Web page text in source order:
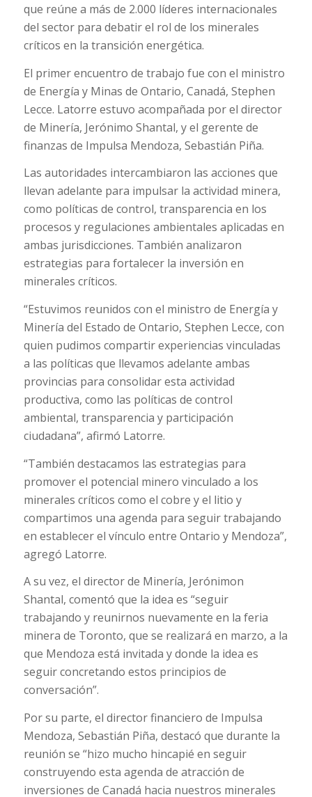
que reúne a más de 2.000 líderes internacionales
del sector para debatir el rol de los minerales
críticos en la transición energética.
El primer encuentro de trabajo fue con el ministro
de Energía y Minas de Ontario, Canadá, Stephen
Lecce. Latorre estuvo acompañada por el director
de Minería, Jerónimo Shantal, y el gerente de
finanzas de Impulsa Mendoza, Sebastián Piña.
Las autoridades intercambiaron las acciones que
llevan adelante para impulsar la actividad minera,
como políticas de control, transparencia en los
procesos y regulaciones ambientales aplicadas en
ambas jurisdicciones. También analizaron
estrategias para fortalecer la inversión en
minerales críticos.
“Estuvimos reunidos con el ministro de Energía y
Minería del Estado de Ontario, Stephen Lecce, con
quien pudimos compartir experiencias vinculadas
a las políticas que llevamos adelante ambas
provincias para consolidar esta actividad
productiva, como las políticas de control
ambiental, transparencia y participación
ciudadana”, afirmó Latorre.
“También destacamos las estrategias para
promover el potencial minero vinculado a los
minerales críticos como el cobre y el litio y
compartimos una agenda para seguir trabajando
en establecer el vínculo entre Ontario y Mendoza”,
agregó Latorre.
A su vez, el director de Minería, Jerónimon
Shantal, comentó que la idea es “seguir
trabajando y reunirnos nuevamente en la feria
minera de Toronto, que se realizará en marzo, a la
que Mendoza está invitada y donde la idea es
seguir concretando estos principios de
conversación”.
Por su parte, el director financiero de Impulsa
Mendoza, Sebastián Piña, destacó que durante la
reunión se “hizo mucho hincapié en seguir
construyendo esta agenda de atracción de
inversiones de Canadá hacia nuestros minerales